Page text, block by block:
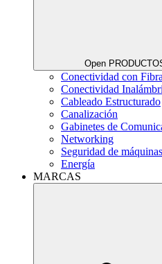
Open
Conectividad con
Conectividad
Cableado Estructurado
Canalización
Gabinetes de
Networking
Seguridad de máquinas
Energía
MARCAS